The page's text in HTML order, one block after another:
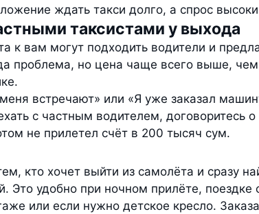
ждать такси долго, а спрос
таксистами у выхода
к вам могут подходить водители и
проблема, но цена чаще всего выше,
встречают» или «Я уже заказал
с частным водителем, договоритесь о
не прилетел счёт в 200 тысяч сум.
кто хочет выйти из самолёта и сразу
Это удобно при ночном прилёте, поездке
или если нужно детское кресло.